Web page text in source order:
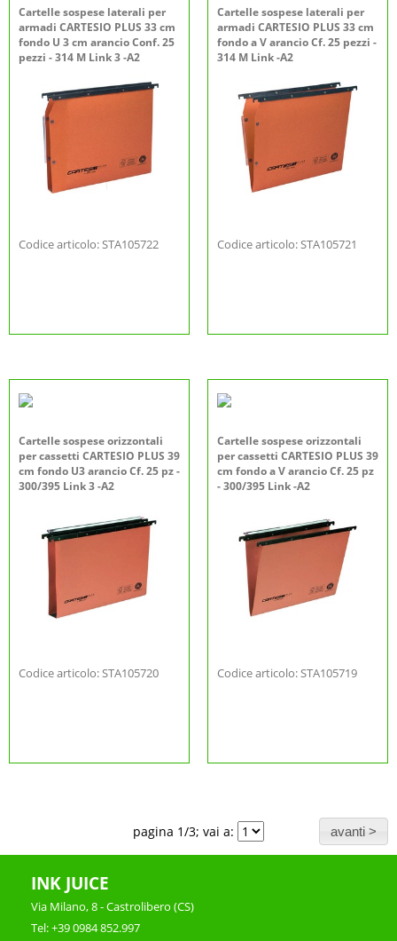
Cartelle sospese laterali per
armadi CARTESIO PLUS 33 cm
fondo U 3 cm arancio Conf. 25
pezzi - 314 M Link 3 -A2
Codice articolo: STA105722
Cartelle sospese laterali per
armadi CARTESIO PLUS 33 cm
fondo a V arancio Cf. 25 pezzi -
314 M Link -A2
Codice articolo: STA105721
Cartelle sospese orizzontali
per cassetti CARTESIO PLUS 39
cm fondo U3 arancio Cf. 25 pz -
300/395 Link 3 -A2
Codice articolo: STA105720
Cartelle sospese orizzontali
per cassetti CARTESIO PLUS 39
cm fondo a V arancio Cf. 25 pz
- 300/395 Link -A2
Codice articolo: STA105719
pagina 1/3; vai a:
INK JUICE
Via Milano, 8 - Castrolibero (CS)
Tel: +39 0984 852.997